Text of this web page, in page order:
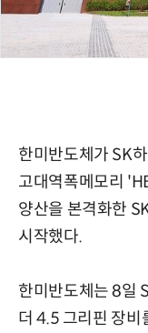
한미반도체가 SK
고대역폭메모리
양산을 본격화한
시작했다.
한미반도체는 8일
더 4.5 그리핀 장비